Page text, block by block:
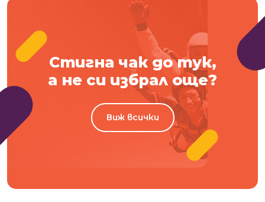
Стигна чак до тук,
а не си избрал още?
Виж всички